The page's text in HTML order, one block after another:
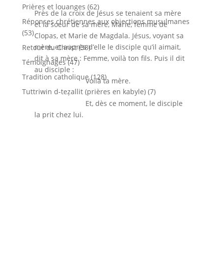
Près de la croix de Jésus se tenaient sa mère
et la soeur de sa mère, Marie, femme de
Clopas, et Marie de Magdala. Jésus, voyant sa
mère, et auprès d’elle le disciple qu’il aimait,
dit à sa mère : Femme, voilà ton fils. Puis il dit
au disciple :
Voilà ta mère.
Et, dès ce moment, le disciple
la prit chez lui.
Prières et louanges (62)
Réponses chrétiennes aux objections musulmanes
(53)
Retour du Christ(38)
Témoignages(47)
Tradition catholique(128)
Tuttriwin d-teẓallit (prières en kabyle)(7)